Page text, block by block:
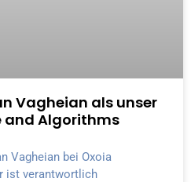
Vagheian als unser
and Algorithms
Vagheian bei Oxoia
ist verantwortlich